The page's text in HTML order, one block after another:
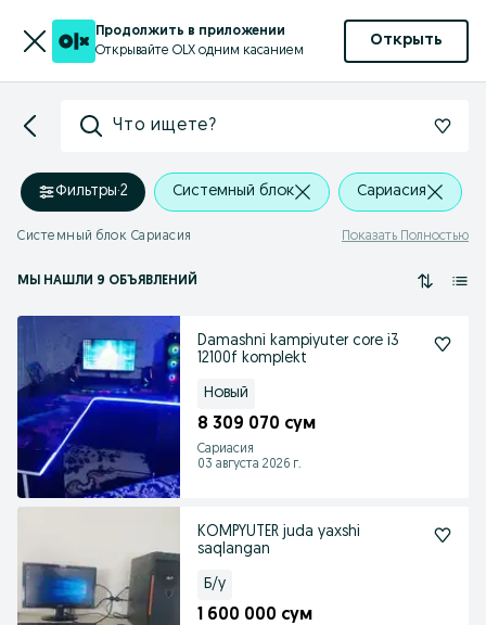
Продолжить в приложении
Открывайте OLX одним касанием
Открыть
Что ищете?
Фильтры·2 Системный блок Сариасия
Системный блок Сариасия Показать Полностью
МЫ НАШЛИ 9 ОБЪЯВЛЕНИЙ
Damashni kampiyuter core i3
12100f komplekt
Новый
8 309 070 сум
Сариасия
03 августа 2026 г.
KOMPYUTER juda yaxshi
saqlangan
Б/у
1 600 000 сум